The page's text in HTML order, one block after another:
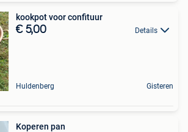
kookpot voor confituur
€ 5,00 Details
Huldenberg Gisteren
Koperen pan